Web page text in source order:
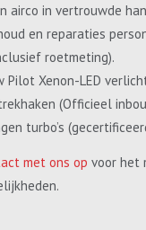
airco in vertrouwde
en reparaties
roetmeting).
Pilot Xenon-LED
(Officieel
turbo’s
met ons op voor het